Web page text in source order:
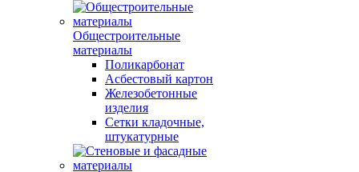
Общестроительные
материалы
Поликарбонат
Асбестовый картон
Железобетонные
изделия
Сетки кладочные,
штукатурные